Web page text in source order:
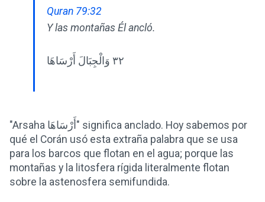
Quran 79:32
Y las montañas Él ancló.
٣٢ وَالْجِبَالَ أَرْسَاهَا
"Arsaha أَرْسَاهَا" significa anclado. Hoy sabemos por
qué el Corán usó esta extraña palabra que se usa
para los barcos que flotan en el agua; porque las
montañas y la litosfera rígida literalmente flotan
sobre la astenosfera semifundida.